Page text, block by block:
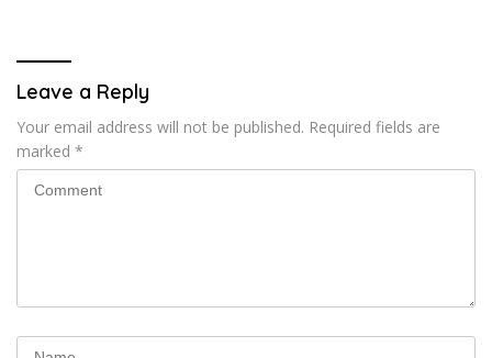
Leave a Reply
Your email address will not be published. Required fields are
marked *